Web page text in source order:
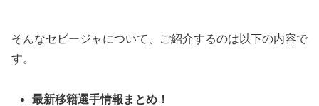
そんなセビージャについて、ご紹介するのは以下の内容で
す。
最新移籍選手情報まとめ！